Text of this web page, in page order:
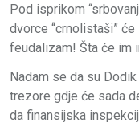
Pod isprikom
dvorce “crnolistaši”
feudalizam! Šta će im
Nadam se da su
trezore gdje će sada
da finansijska